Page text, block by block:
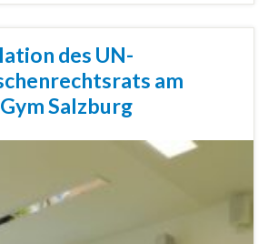
des UN-
am
Salzburg